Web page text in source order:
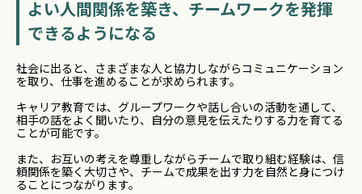
よい人間関係を築き、チームワークを発揮
できるようになる
社会に出ると、さまざまな人と協力しながらコミュニケーション
を取り、仕事を進めることが求められます。
キャリア教育では、グループワークや話し合いの活動を通して、
相手の話をよく聞いたり、自分の意見を伝えたりする力を育てる
ことが可能です。
また、お互いの考えを尊重しながらチームで取り組む経験は、信
頼関係を築く大切さや、チームで成果を出す力を自然と身につけ
ることにつながります。